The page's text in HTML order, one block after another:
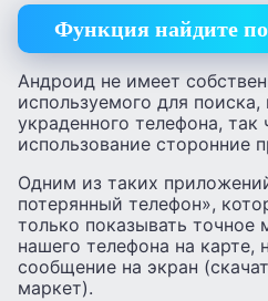
Функция найдите
Андроид не имеет
используемого для поиска,
украденного телефона, так
использование сторонние
Одним из таких
потерянный телефон»,
только показывать точное
нашего телефона на
сообщение на экран
маркет).